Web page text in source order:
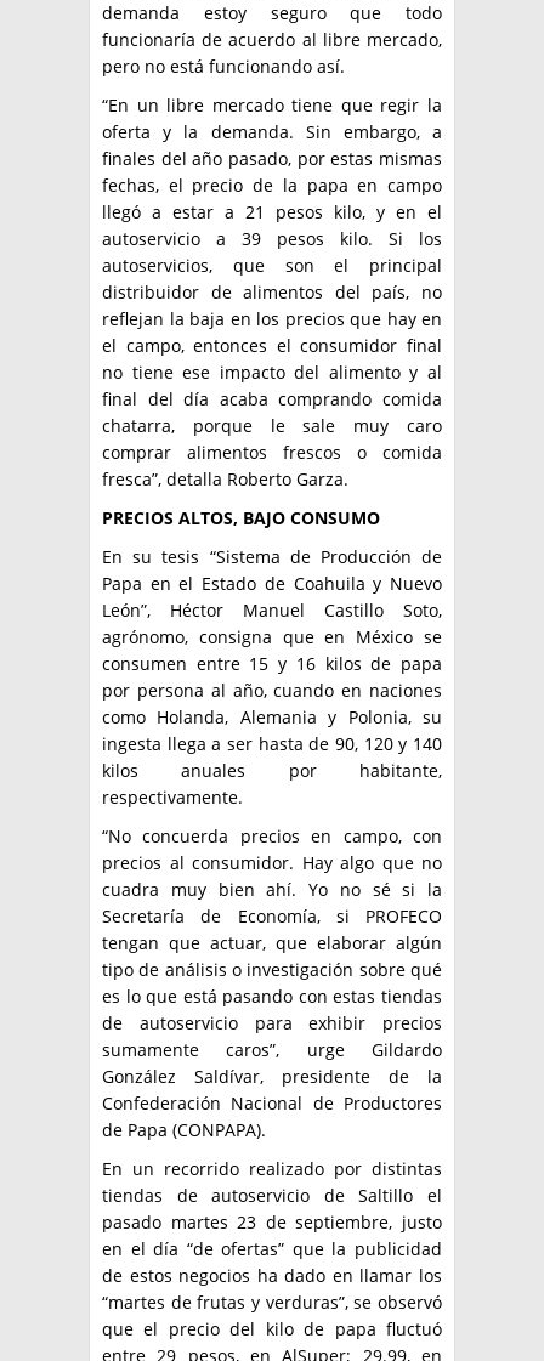
demanda estoy seguro que todo
funcionaría de acuerdo al libre mercado,
pero no está funcionando así.
“En un libre mercado tiene que regir la
oferta y la demanda. Sin embargo, a
finales del año pasado, por estas mismas
fechas, el precio de la papa en campo
llegó a estar a 21 pesos kilo, y en el
autoservicio a 39 pesos kilo. Si los
autoservicios, que son el principal
distribuidor de alimentos del país, no
reflejan la baja en los precios que hay en
el campo, entonces el consumidor final
no tiene ese impacto del alimento y al
final del día acaba comprando comida
chatarra, porque le sale muy caro
comprar alimentos frescos o comida
fresca”, detalla Roberto Garza.
PRECIOS ALTOS, BAJO CONSUMO
En su tesis “Sistema de Producción de
Papa en el Estado de Coahuila y Nuevo
León”, Héctor Manuel Castillo Soto,
agrónomo, consigna que en México se
consumen entre 15 y 16 kilos de papa
por persona al año, cuando en naciones
como Holanda, Alemania y Polonia, su
ingesta llega a ser hasta de 90, 120 y 140
kilos anuales por habitante,
respectivamente.
“No concuerda precios en campo, con
precios al consumidor. Hay algo que no
cuadra muy bien ahí. Yo no sé si la
Secretaría de Economía, si PROFECO
tengan que actuar, que elaborar algún
tipo de análisis o investigación sobre qué
es lo que está pasando con estas tiendas
de autoservicio para exhibir precios
sumamente caros”, urge Gildardo
González Saldívar, presidente de la
Confederación Nacional de Productores
de Papa (CONPAPA).
En un recorrido realizado por distintas
tiendas de autoservicio de Saltillo el
pasado martes 23 de septiembre, justo
en el día “de ofertas” que la publicidad
de estos negocios ha dado en llamar los
“martes de frutas y verduras”, se observó
que el precio del kilo de papa fluctuó
entre 29 pesos, en AlSuper; 29.99, en